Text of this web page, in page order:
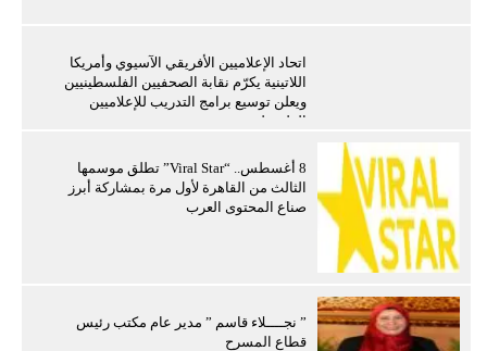
اتحاد الإعلاميين الأفريقي الآسيوي وأمريكا
اللاتينية يكرّم نقابة الصحفيين الفلسطينيين
ويعلن توسيع برامج التدريب للإعلاميين
الفلسطينيين
8 أغسطس.. “Viral Star” تطلق موسمها
الثالث من القاهرة لأول مرة بمشاركة أبرز
صناع المحتوى العرب
” نجــــلاء قاسم ” مدير عام مكتب رئيس
قطاع المسرح